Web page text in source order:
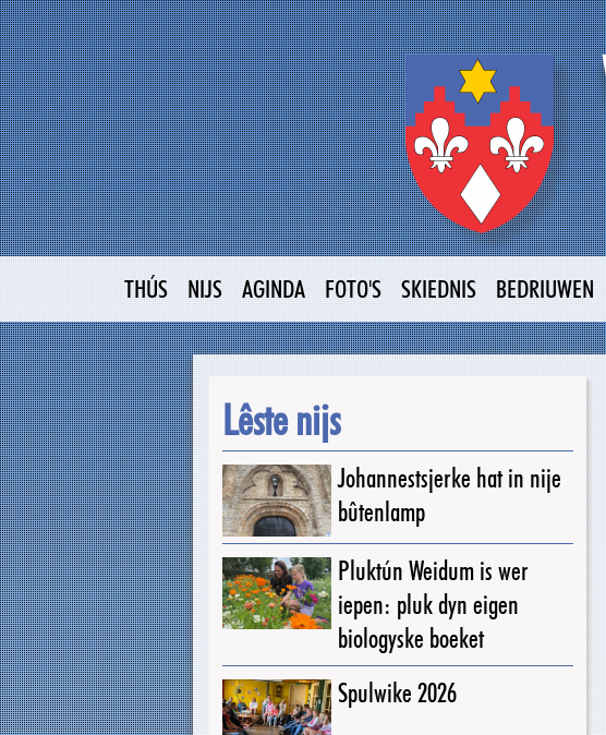
THÚS NIJS AGINDA FOTO'S SKIEDNIS BEDRIUWEN
Lêste nijs
Johannestsjerke hat in nije
bûtenlamp
Pluktún Weidum is wer
iepen: pluk dyn eigen
biologyske boeket
Spulwike 2026